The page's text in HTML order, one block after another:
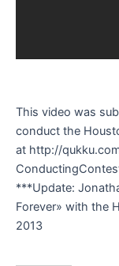
This video was
conduct the
at http://
***Update:
Forever» with the
2013